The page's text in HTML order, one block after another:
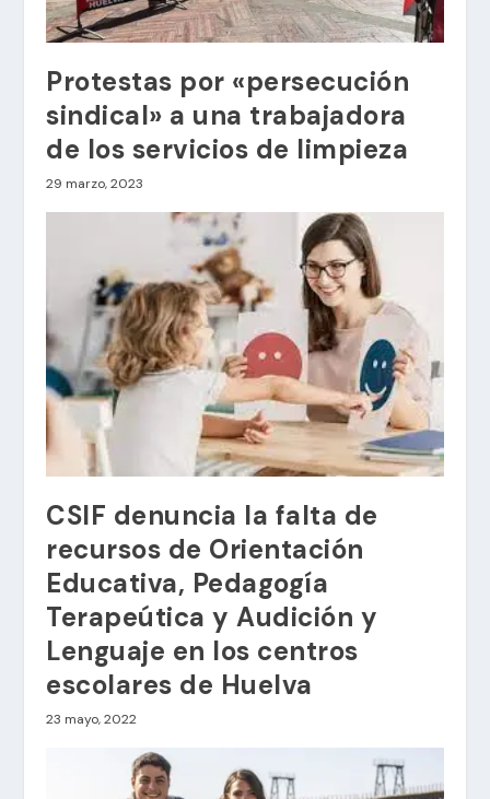
Protestas por «persecución
sindical» a una trabajadora
de los servicios de limpieza
29 marzo, 2023
CSIF denuncia la falta de
recursos de Orientación
Educativa, Pedagogía
Terapeútica y Audición y
Lenguaje en los centros
escolares de Huelva
23 mayo, 2022